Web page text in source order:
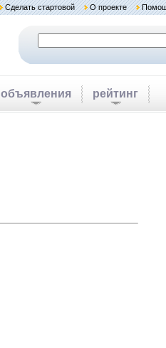
Сделать стартовой О проекте
объявления рейтинг